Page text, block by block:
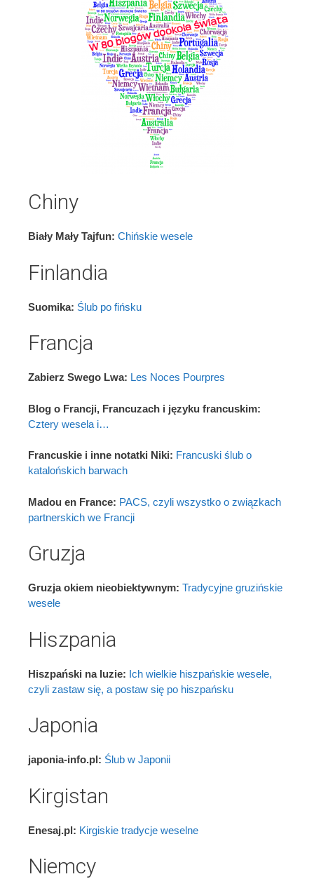
Chiny
Biały Mały Tajfun: Chińskie wesele
Finlandia
Suomika: Ślub po fińsku
Francja
Zabierz Swego Lwa: Les Noces Pourpres
Blog o Francji, Francuzach i języku francuskim:
Cztery wesela i…
Francuskie i inne notatki Niki: Francuski ślub o
katalońskich barwach
Madou en France: PACS, czyli wszystko o związkach
partnerskich we Francji
Gruzja
Gruzja okiem nieobiektywnym: Tradycyjne gruzińskie
wesele
Hiszpania
Hiszpański na luzie: Ich wielkie hiszpańskie wesele,
czyli zastaw się, a postaw się po hiszpańsku
Japonia
japonia-info.pl: Ślub w Japonii
Kirgistan
Enesaj.pl: Kirgiskie tradycje weselne
Niemcy